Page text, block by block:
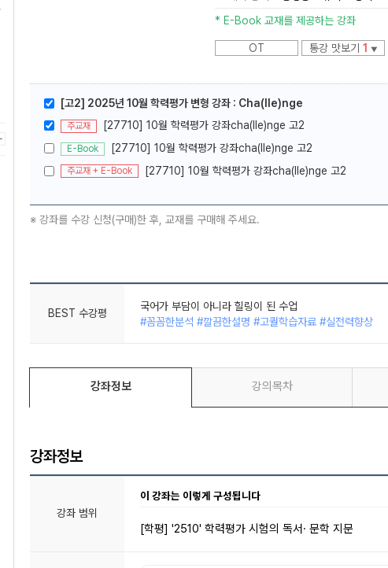
메가스터디
* E-Book 교재를 제공하는 강좌
OT 통강 맛보기 1 ▼
[고2] 2025년 10월 학력평가 변형 강좌 : Cha(lle)nge
주교재 [27710] 10월 학력평가 강좌cha(lle)nge 고2
E-Book [27710] 10월 학력평가 강좌cha(lle)nge 고2
주교재 + E-Book [27710] 10월 학력평가 강좌cha(lle)nge 고2
※ 강좌를 수강 신청(구매)한 후, 교재를 구매해 주세요.
BEST 수강평
국어가 부담이 아니라 힐링이 된 수업
#꼼꼼한분석 #깔끔한설명 #고퀄학습자료 #실전력향상
강좌정보 강의목차
강좌정보
강좌 범위
이 강좌는 이렇게 구성됩니다
[학평] '2510' 학력평가 시험의 독서· 문학 지문